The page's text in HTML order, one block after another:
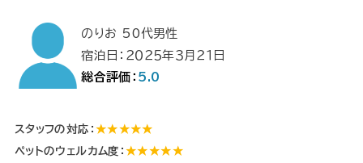
のりお 50代男性
宿泊日：２０２５年３月２１日
総合評価： 5.0
スタッフの対応： ★★★★★
ペットのウェルカム度：★★★★★